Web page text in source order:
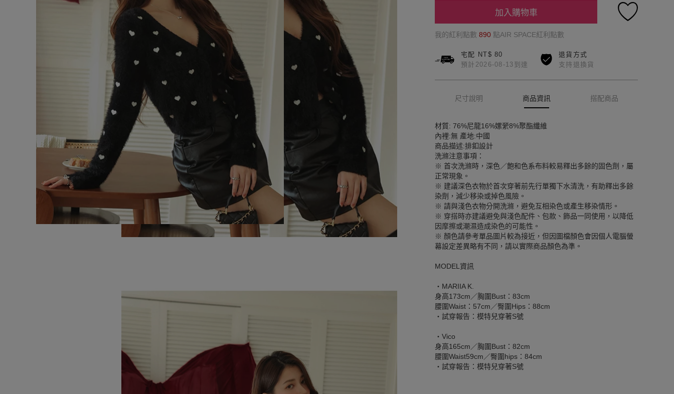
加入購物車
我的紅利點數 890 點AIR SPACE紅利點數
宅配 NT$ 80
預計2026-08-13到達
退貨方式
支持退換貨
尺寸說明 商品資訊 搭配商品
材質: 76%尼龍16%嫘縈8%聚酯纖維
內裡:無 產地:中國
商品描述:排釦設計
洗滌注意事項：
※ 首次洗滌時，深色／飽和色系布料較易釋出多餘的固色劑，屬
正常現象。
※ 建議深色衣物於首次穿著前先行單獨下水清洗，有助釋出多餘
染劑，減少移染或掉色風險。
※ 請與淺色衣物分開洗滌，避免互相染色或產生移染情形。
※ 穿搭時亦建議避免與淺色配件、包款、飾品一同使用，以降低
因摩擦或潮濕造成染色的可能性。
※ 顏色請參考單品圖片較為接近，但因圖檔顏色會因個人電腦螢
幕設定差異略有不同，請以實際商品顏色為準。
MODEL資訊
‧MARIIA K.
身高173cm／胸圍Bust：83cm
腰圍Waist：57cm／臀圍Hips：88cm
‧試穿報告：模特兒穿著S號
‧Vico
身高165cm／胸圍Bust：82cm
腰圍Waist59cm／臀圍hips：84cm
‧試穿報告：模特兒穿著S號